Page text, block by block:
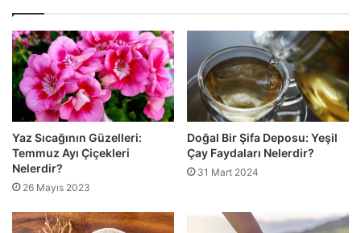
Yaz Sıcağının Güzelleri:
Temmuz Ayı Çiçekleri
Nelerdir?
26 Mayıs 2023
Doğal Bir Şifa Deposu: Yeşil
Çay Faydaları Nelerdir?
31 Mart 2024